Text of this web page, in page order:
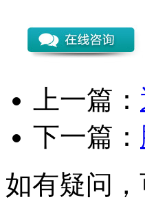
上一篇：
下一篇：
如有疑问